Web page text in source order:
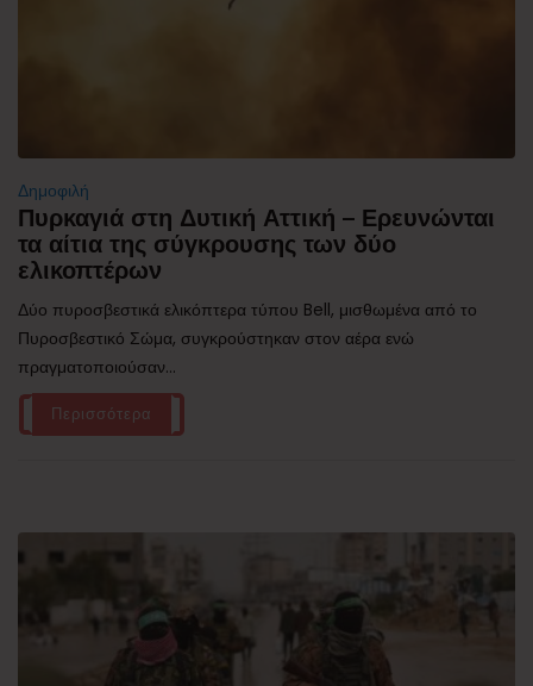
Δημοφιλή
Πυρκαγιά στη Δυτική Αττική – Ερευνώνται
τα αίτια της σύγκρουσης των δύο
ελικοπτέρων
Δύο πυροσβεστικά ελικόπτερα τύπου Bell, μισθωμένα από το
Πυροσβεστικό Σώμα, συγκρούστηκαν στον αέρα ενώ
πραγματοποιούσαν...
Περισσότερα